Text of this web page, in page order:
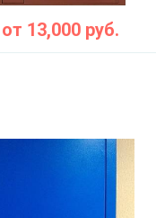
от 13,000 руб.